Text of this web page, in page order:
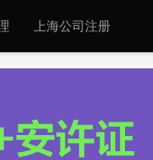
上海公司注册